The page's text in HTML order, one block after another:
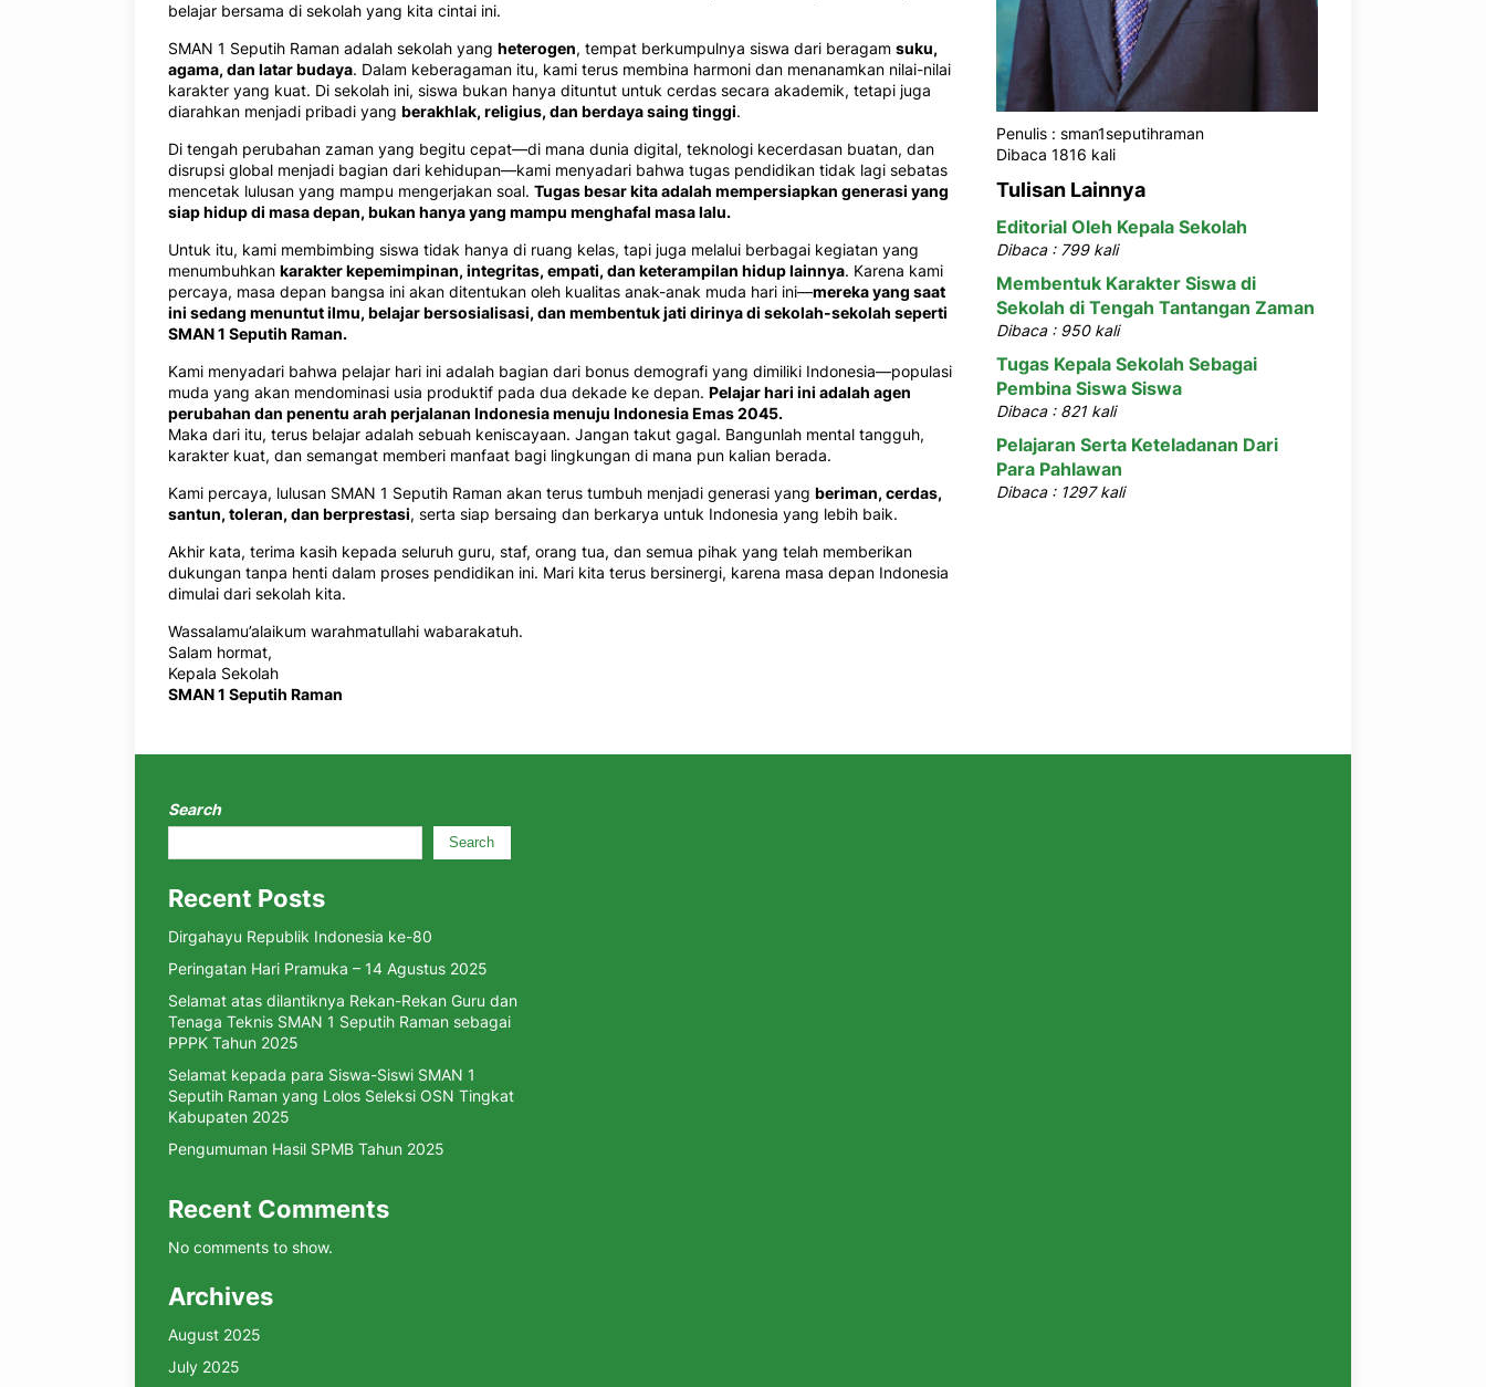
belajar bersama di sekolah yang kita cintai ini.
SMAN 1 Seputih Raman adalah sekolah yang heterogen, tempat berkumpulnya siswa dari beragam suku,
agama, dan latar budaya. Dalam keberagaman itu, kami terus membina harmoni dan menanamkan nilai-nilai
karakter yang kuat. Di sekolah ini, siswa bukan hanya dituntut untuk cerdas secara akademik, tetapi juga
diarahkan menjadi pribadi yang berakhlak, religius, dan berdaya saing tinggi.
Di tengah perubahan zaman yang begitu cepat—di mana dunia digital, teknologi kecerdasan buatan, dan
disrupsi global menjadi bagian dari kehidupan—kami menyadari bahwa tugas pendidikan tidak lagi sebatas
mencetak lulusan yang mampu mengerjakan soal. Tugas besar kita adalah mempersiapkan generasi yang
siap hidup di masa depan, bukan hanya yang mampu menghafal masa lalu.
Untuk itu, kami membimbing siswa tidak hanya di ruang kelas, tapi juga melalui berbagai kegiatan yang
menumbuhkan karakter kepemimpinan, integritas, empati, dan keterampilan hidup lainnya. Karena kami
percaya, masa depan bangsa ini akan ditentukan oleh kualitas anak-anak muda hari ini—mereka yang saat
ini sedang menuntut ilmu, belajar bersosialisasi, dan membentuk jati dirinya di sekolah-sekolah seperti
SMAN 1 Seputih Raman.
Kami menyadari bahwa pelajar hari ini adalah bagian dari bonus demografi yang dimiliki Indonesia—populasi
muda yang akan mendominasi usia produktif pada dua dekade ke depan. Pelajar hari ini adalah agen
perubahan dan penentu arah perjalanan Indonesia menuju Indonesia Emas 2045.
Maka dari itu, terus belajar adalah sebuah keniscayaan. Jangan takut gagal. Bangunlah mental tangguh,
karakter kuat, dan semangat memberi manfaat bagi lingkungan di mana pun kalian berada.
Kami percaya, lulusan SMAN 1 Seputih Raman akan terus tumbuh menjadi generasi yang beriman, cerdas,
santun, toleran, dan berprestasi, serta siap bersaing dan berkarya untuk Indonesia yang lebih baik.
Akhir kata, terima kasih kepada seluruh guru, staf, orang tua, dan semua pihak yang telah memberikan
dukungan tanpa henti dalam proses pendidikan ini. Mari kita terus bersinergi, karena masa depan Indonesia
dimulai dari sekolah kita.
Wassalamu’alaikum warahmatullahi wabarakatuh.
Salam hormat,
Kepala Sekolah
SMAN 1 Seputih Raman
Penulis : sman1seputihraman
Dibaca 1816 kali
Tulisan Lainnya
Editorial Oleh Kepala Sekolah
Dibaca : 799 kali
Membentuk Karakter Siswa di
Sekolah di Tengah Tantangan Zaman
Dibaca : 950 kali
Tugas Kepala Sekolah Sebagai
Pembina Siswa Siswa
Dibaca : 821 kali
Pelajaran Serta Keteladanan Dari
Para Pahlawan
Dibaca : 1297 kali
Search
Search
Recent Posts
Dirgahayu Republik Indonesia ke-80
Peringatan Hari Pramuka – 14 Agustus 2025
Selamat atas dilantiknya Rekan-Rekan Guru dan
Tenaga Teknis SMAN 1 Seputih Raman sebagai
PPPK Tahun 2025
Selamat kepada para Siswa-Siswi SMAN 1
Seputih Raman yang Lolos Seleksi OSN Tingkat
Kabupaten 2025
Pengumuman Hasil SPMB Tahun 2025
Recent Comments
No comments to show.
Archives
August 2025
July 2025